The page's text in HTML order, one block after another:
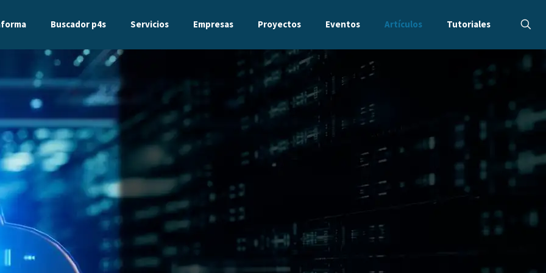
Buscador p4s Servicios Empresas Proyectos Eventos Artículos Tutoriales